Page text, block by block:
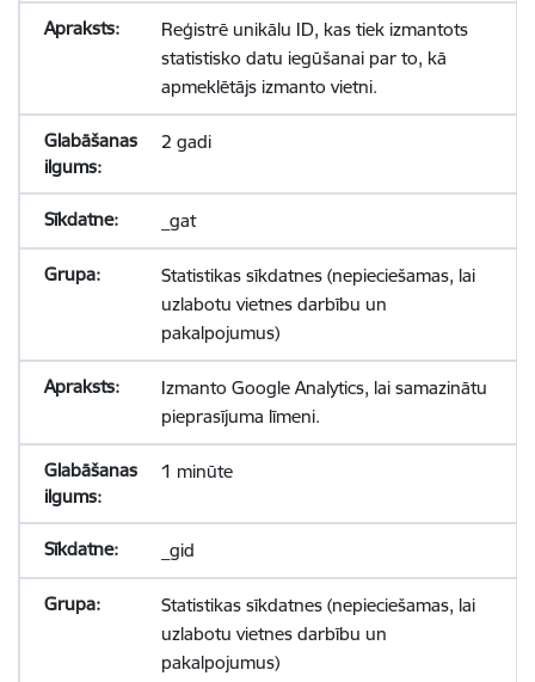
Reģistrē unikālu ID, kas tiek izmantots
statistisko datu iegūšanai par to, kā
apmeklētājs izmanto vietni.
2 gadi
_gat
Statistikas sīkdatnes (nepieciešamas, lai
uzlabotu vietnes darbību un
pakalpojumus)
Izmanto Google Analytics, lai samazinātu
pieprasījuma līmeni.
1 minūte
_gid
Statistikas sīkdatnes (nepieciešamas, lai
uzlabotu vietnes darbību un
pakalpojumus)